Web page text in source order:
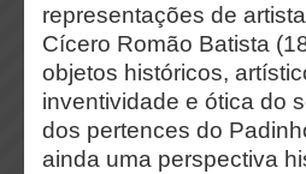
representações de
Cícero Romão Batista
objetos históricos,
inventividade e ótica do
dos pertences do
ainda uma perspectiva